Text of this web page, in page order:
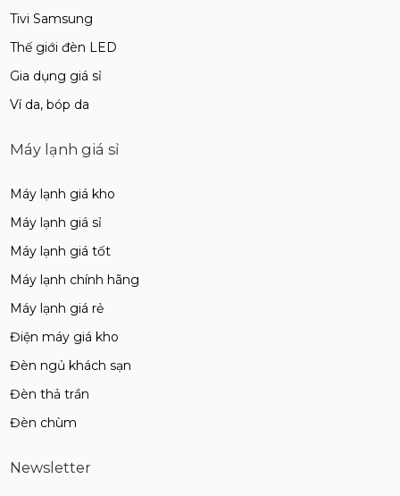
Tivi Samsung
Thế giới đèn LED
Gia dụng giá sỉ
Ví da, bóp da
Máy lạnh giá sỉ
Máy lạnh giá kho
Máy lạnh giá sỉ
Máy lạnh giá tốt
Máy lạnh chính hãng
Máy lạnh giá rẻ
Điện máy giá kho
Đèn ngủ khách sạn
Đèn thả trần
Đèn chùm
Newsletter